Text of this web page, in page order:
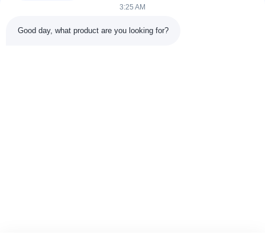
3:25 AM
Good day, what product are you looking for?